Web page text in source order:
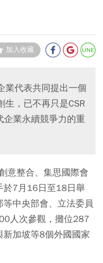
加入收藏
業代表共同提出一個
生，已不再只是CSR
企業永續競爭力的重
意整合、集思國際會
於7月16日至18日舉
中央部會、立法委員
人次參觀，攤位287
加坡等8個外國國家